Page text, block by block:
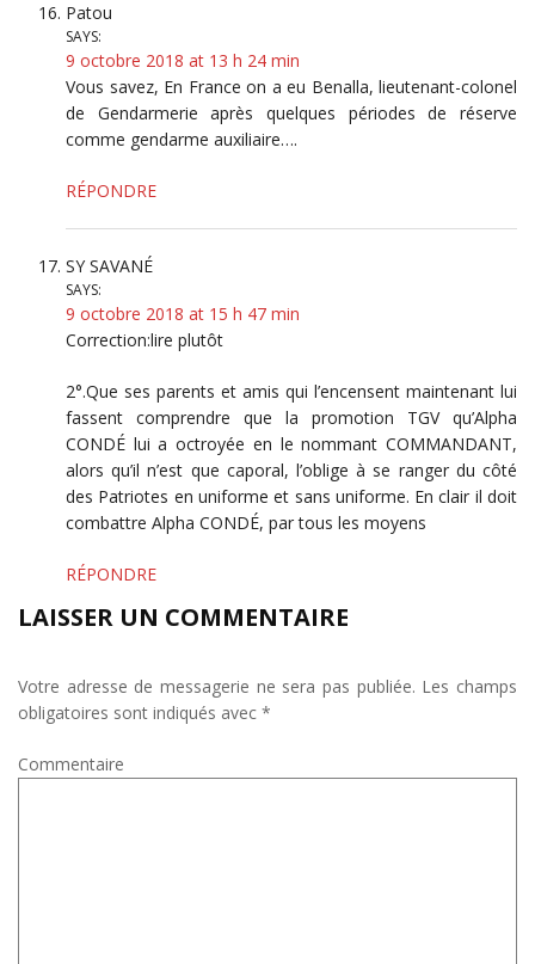
Patou
SAYS:
9 octobre 2018 at 13 h 24 min
Vous savez, En France on a eu Benalla, lieutenant-colonel
de Gendarmerie après quelques périodes de réserve
comme gendarme auxiliaire….
RÉPONDRE
SY SAVANÉ
SAYS:
9 octobre 2018 at 15 h 47 min
Correction:lire plutôt
2°.Que ses parents et amis qui l’encensent maintenant lui
fassent comprendre que la promotion TGV qu’Alpha
CONDÉ lui a octroyée en le nommant COMMANDANT,
alors qu’il n’est que caporal, l’oblige à se ranger du côté
des Patriotes en uniforme et sans uniforme. En clair il doit
combattre Alpha CONDÉ, par tous les moyens
RÉPONDRE
LAISSER UN COMMENTAIRE
Votre adresse de messagerie ne sera pas publiée. Les champs
obligatoires sont indiqués avec *
Commentaire